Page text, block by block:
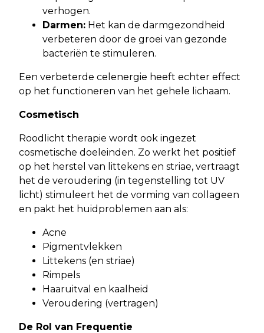
verhogen.
Darmen: Het kan de darmgezondheid
verbeteren door de groei van gezonde
bacteriën te stimuleren.
Een verbeterde celenergie heeft echter effect
op het functioneren van het gehele lichaam.
Cosmetisch
Roodlicht therapie wordt ook ingezet
cosmetische doeleinden. Zo werkt het positief
op het herstel van littekens en striae, vertraagt
het de veroudering (in tegenstelling tot UV
licht) stimuleert het de vorming van collageen
en pakt het huidproblemen aan als:
Acne
Pigmentvlekken
Littekens (en striae)
Rimpels
Haaruitval en kaalheid
Veroudering (vertragen)
De Rol van Frequentie